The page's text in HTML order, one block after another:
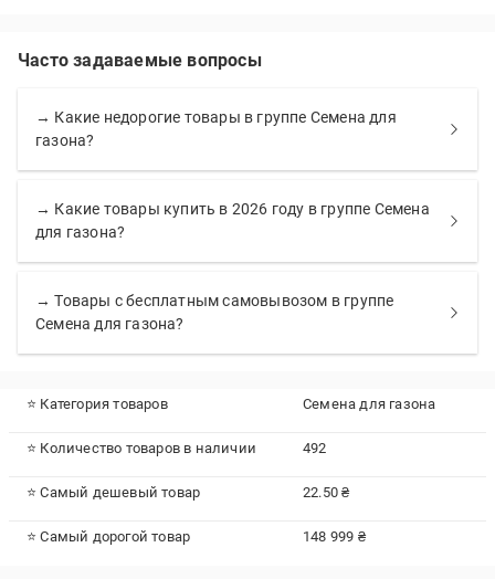
Часто задаваемые вопросы
→ Какие недорогие товары в группе Семена для
газона?
→ Какие товары купить в 2026 году в группе Семена
для газона?
→ Товары с бесплатным самовывозом в группе
Семена для газона?
⭐ Категория товаров Семена для газона
⭐ Количество товаров в наличии 492
⭐ Самый дешевый товар 22.50 ₴
⭐ Самый дорогой товар 148 999 ₴